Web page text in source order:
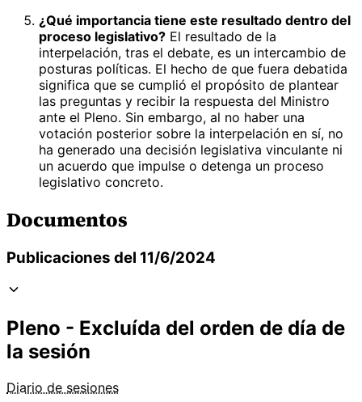
¿Qué importancia tiene este resultado dentro del
proceso legislativo? El resultado de la
interpelación, tras el debate, es un intercambio de
posturas políticas. El hecho de que fuera debatida
significa que se cumplió el propósito de plantear
las preguntas y recibir la respuesta del Ministro
ante el Pleno. Sin embargo, al no haber una
votación posterior sobre la interpelación en sí, no
ha generado una decisión legislativa vinculante ni
un acuerdo que impulse o detenga un proceso
legislativo concreto.
Documentos
Publicaciones del 11/6/2024
Pleno - Excluída del orden de día de
la sesión
Diario de sesiones